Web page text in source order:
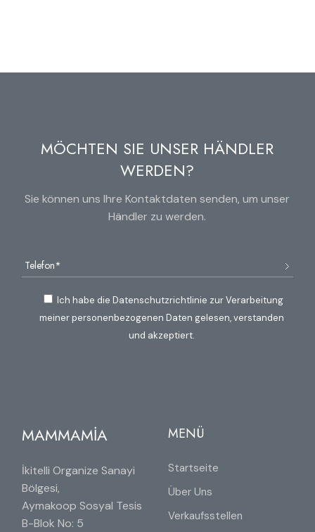
MÖCHTEN SIE UNSER HÄNDLER
WERDEN?
Sie können uns Ihre Kontaktdaten senden, um unser
Händler zu werden.
Ich habe die Datenschutzrichtlinie zur Verarbeitung
meiner personenbezogenen Daten gelesen, verstanden
und akzeptiert.
MAMMAMİA
İkitelli Organize Sanayi
Bölgesi,
Aymakoop Sosyal Tesis
B-Blok No: 5
MENÜ
Startseite
Über Uns
Verkaufsstellen